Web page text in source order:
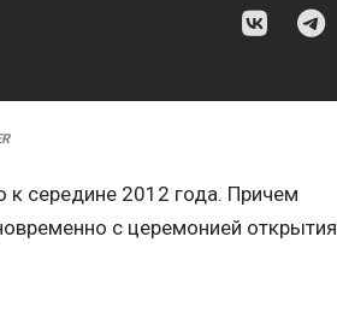
середине 2012 года. Причем
с церемонией открытия